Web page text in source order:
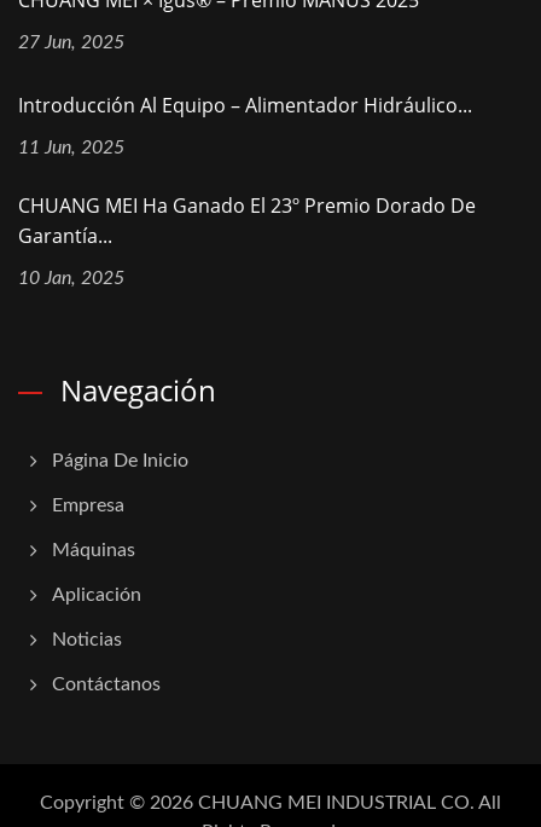
27 Jun, 2025
Introducción Al Equipo – Alimentador Hidráulico...
11 Jun, 2025
CHUANG MEI Ha Ganado El 23º Premio Dorado De
Garantía...
10 Jan, 2025
Navegación
Página De Inicio
Empresa
Máquinas
Aplicación
Noticias
Contáctanos
Copyright © 2026 CHUANG MEI INDUSTRIAL CO. All